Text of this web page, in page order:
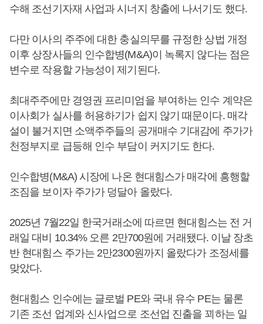
수해 조선기자재 사업과 시너지 창출에 나서기도 했다.
다만 이사의 주주에 대한 충실의무를 규정한 상법 개정
이후 상장사들의 인수합병(M&A)이 녹록지 않다는 점은
변수로 작용할 가능성이 제기된다.
최대주주에만 경영권 프리미엄을 부여하는 인수 계약은
이사회가 실사를 허용하기가 쉽지 않기 때문이다. 매각
설이 불거지면 소액주주들의 공개매수 기대감에 주가가
천정부지로 급등해 인수 부담이 커지기도 한다.
인수합병(M&A) 시장에 나온 현대힘스가 매각에 흥행할
조짐을 보이자 주가가 덩달아 올랐다.
2025년 7월22일 한국거래소에 따르면 현대힘스는 전 거
래일 대비 10.34% 오른 2만700원에 거래됐다. 이날 장초
반 현대힘스 주가는 2만2300원까지 올랐다가 조정세를
맞았다.
현대힘스 인수에는 글로벌 PE와 국내 유수 PE는 물론
기존 조선 업계와 신사업으로 조선업 진출을 꾀하는 일